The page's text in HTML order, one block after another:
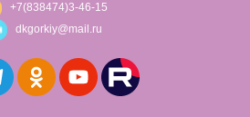
+7(838474)3-46-15
dkgorkiy@mail.ru